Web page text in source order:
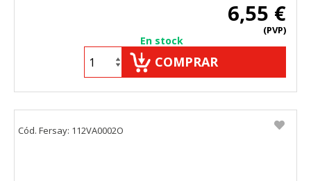
6,55 €
(PVP)
En stock
COMPRAR
Cód. Fersay: 112VA0002O
"Configuración de cookies" al pie de la página. También puedes